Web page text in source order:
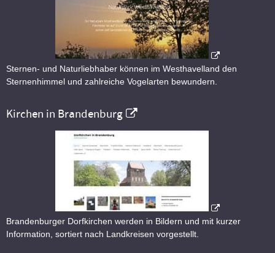
Sternen- und Naturliebhaber können im Westhavelland den
Sternenhimmel und zahlreiche Vogelarten bewundern.
Kirchen in Brandenburg
Brandenburger Dorfkirchen werden in Bildern und mit kurzer
Information, sortiert nach Landkreisen vorgestellt.